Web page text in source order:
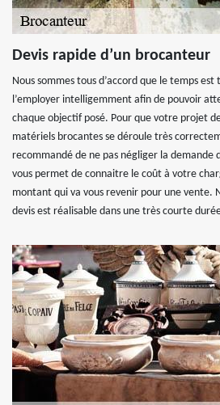
Devis rapide d’un brocanteur
Nous sommes tous d’accord que le temps
l’employer intelligemment afin de pouvoir
chaque objectif posé. Pour que votre projet
matériels brocantes se déroule très
recommandé de ne pas négliger la demande
vous permet de connaitre le coût à votre
montant qui va vous revenir pour une vente.
devis est réalisable dans une très courte